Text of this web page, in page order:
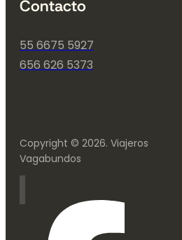
Contacto
55 6675 5927
656 626 5373
Copyright © 2026. Viajeros
Vagabundos